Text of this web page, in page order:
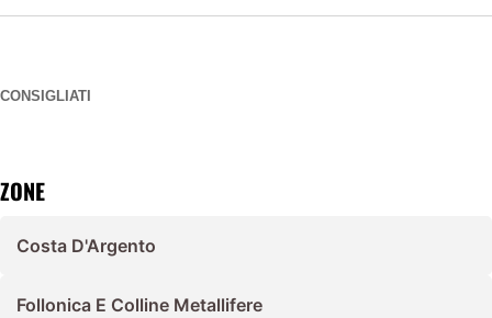
CONSIGLIATI
ZONE
Costa D'Argento
Follonica E Colline Metallifere